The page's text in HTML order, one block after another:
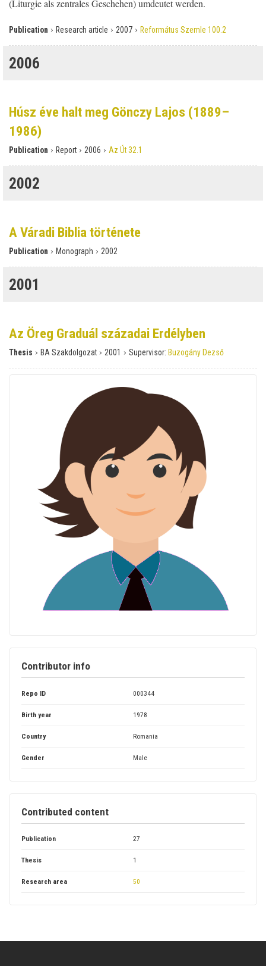
(Liturgie als zentrales Geschehen) umdeutet werden.
Publication › Research article › 2007 › Református Szemle 100.2
2006
Húsz éve halt meg Gönczy Lajos (1889–
1986)
Publication › Report › 2006 › Az Út 32.1
2002
A Váradi Biblia története
Publication › Monograph › 2002
2001
Az Öreg Graduál századai Erdélyben
Thesis › BA Szakdolgozat › 2001 › Supervisor: Buzogány Dezső
Contributor info
Repo ID 000344
Birth year 1978
Country Romania
Gender Male
Contributed content
Publication 27
Thesis 1
Research area 50